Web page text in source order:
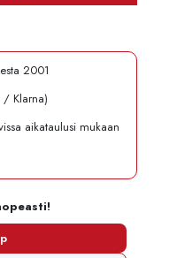
2001
/ Klarna)
aikataulusi mukaan